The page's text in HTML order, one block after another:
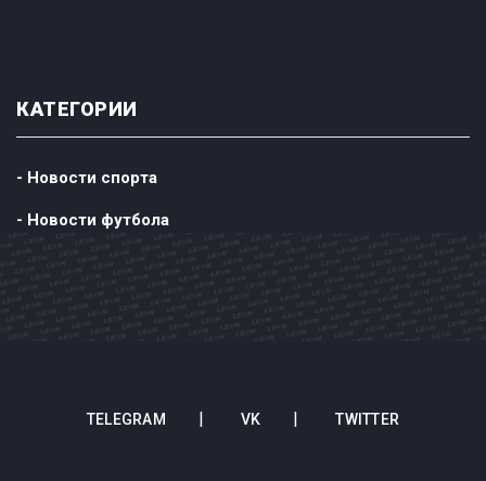
КАТЕГОРИИ
- Новости спорта
- Новости футбола
TELEGRAM VK TWITTER